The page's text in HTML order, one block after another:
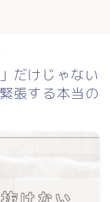
だけじゃない
張する本当の